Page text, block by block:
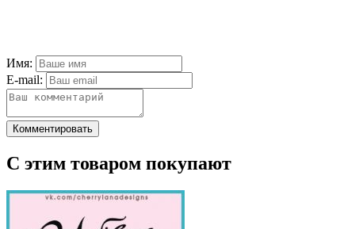
Имя:
E-mail:
Комментировать
С этим товаром покупают